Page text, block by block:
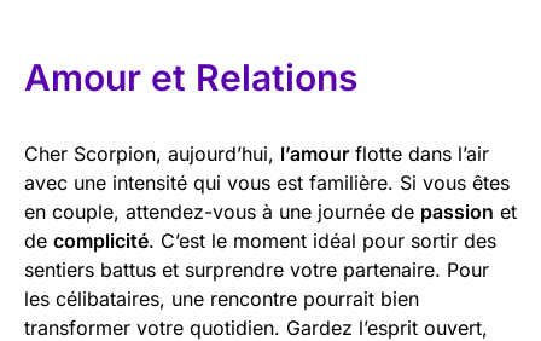
Amour et Relations
Cher Scorpion, aujourd’hui, l’amour flotte dans l’air
avec une intensité qui vous est familière. Si vous êtes
en couple, attendez-vous à une journée de passion et
de complicité. C’est le moment idéal pour sortir des
sentiers battus et surprendre votre partenaire. Pour
les célibataires, une rencontre pourrait bien
transformer votre quotidien. Gardez l’esprit ouvert,